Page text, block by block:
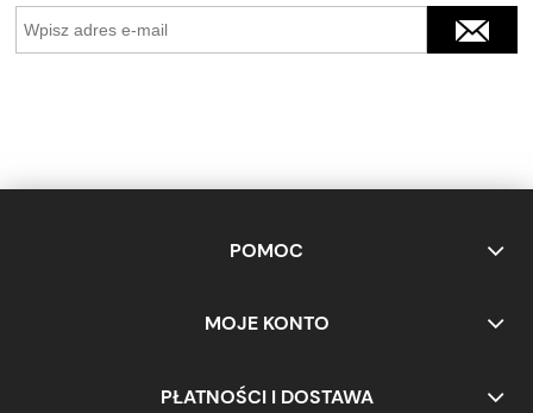
POMOC
MOJE KONTO
PŁATNOŚCI I DOSTAWA